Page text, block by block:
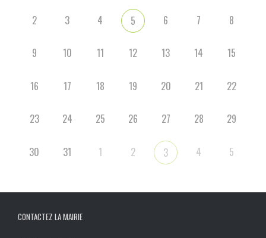
2 3 4 5 6 7 8
9 10 11 12 13 14 15
16 17 18 19 20 21 22
23 24 25 26 27 28 29
30 31 1 2 3 4 5
CONTACTEZ LA MAIRIE